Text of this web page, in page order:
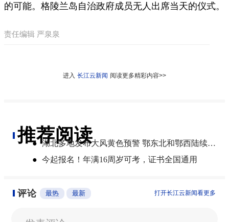
的可能。格陵兰岛自治政府成员无人出席当天的仪式。
责任编辑 严泉泉
进入 长江云新闻 阅读更多精彩内容>>
推荐阅读
●
湖北多地发布大风黄色预警 鄂东北和鄂西陆续迎来暴雨
● 今起报名！年满16周岁可考，证书全国通用
评论 最热 最新 打开长江云新闻看更多